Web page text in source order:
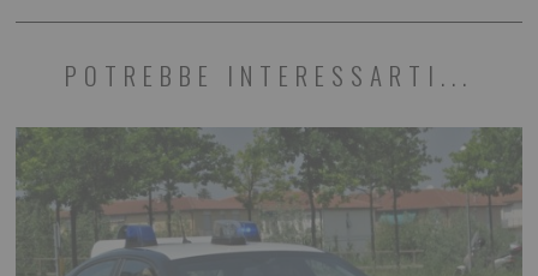
POTREBBE INTERESSARTI...